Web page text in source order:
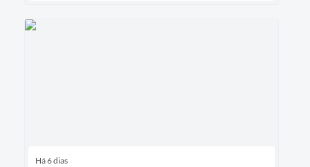
Há 6 dias